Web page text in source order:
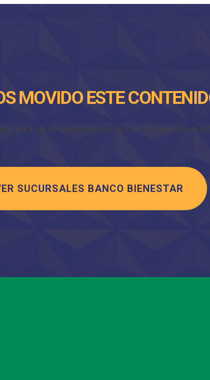
MOVIDO ESTE
para ver el contenido haz clic en el siguiente
SUCURSALES BANCO BIENESTAR